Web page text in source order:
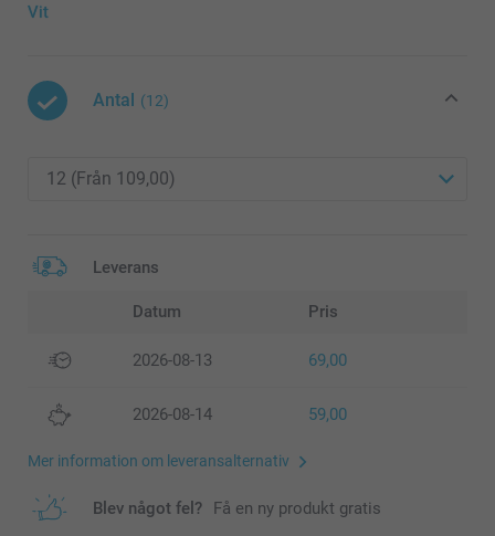
Vit
Antal (12)
Leverans
Datum Pris
2026-08-13 69,00
2026-08-14 59,00
Mer information om leveransalternativ
Blev något fel? Få en ny produkt gratis